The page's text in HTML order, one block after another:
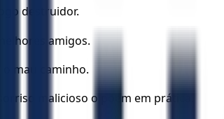
destruidor.
amigos.
o mau caminho.
malicioso o põem em prática.